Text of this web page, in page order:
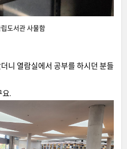
도서관 사물함
니 열람실에서 공부를 하시던 분들
요.